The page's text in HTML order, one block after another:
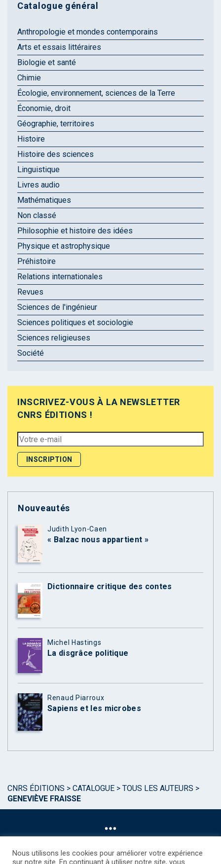
Catalogue général
Anthropologie et mondes contemporains
Arts et essais littéraires
Biologie et santé
Chimie
Écologie, environnement, sciences de la Terre
Économie, droit
Géographie, territoires
Histoire
Histoire des sciences
Linguistique
Livres audio
Mathématiques
Non classé
Philosophie et histoire des idées
Physique et astrophysique
Préhistoire
Relations internationales
Revues
Sciences de l'ingénieur
Sciences politiques et sociologie
Sciences religieuses
Société
INSCRIVEZ-VOUS À LA NEWSLETTER
CNRS ÉDITIONS !
Nouveautés
Judith Lyon-Caen
« Balzac nous appartient »
Dictionnaire critique des contes
Michel Hastings
La disgrâce politique
Renaud Piarroux
Sapiens et les microbes
CNRS ÉDITIONS > CATALOGUE > TOUS LES AUTEURS >
GENEVIÈVE FRAISSE
Nous utilisons les cookies pour améliorer votre expérience
sur notre site. En continuant à utiliser notre site, vous